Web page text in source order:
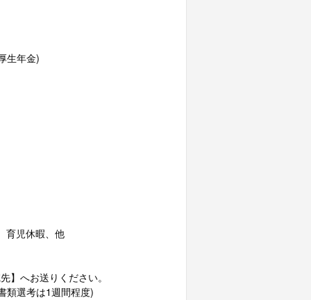
生年金)
育児休暇、他
へお送りください。
類選考は1週間程度)